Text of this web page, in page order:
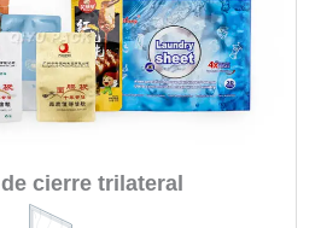
cierre trilateral